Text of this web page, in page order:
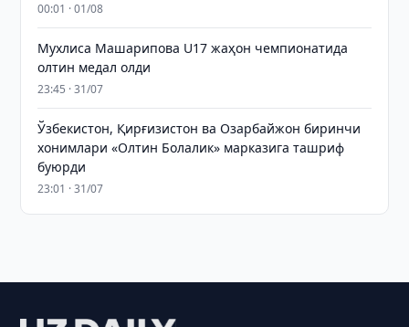
00:01 · 01/08
Мухлиса Машарипова U17 жаҳон чемпионатида
олтин медал олди
23:45 · 31/07
Ўзбекистон, Қирғизистон ва Озарбайжон биринчи
хонимлари «Олтин Болалик» марказига ташриф
буюрди
23:01 · 31/07